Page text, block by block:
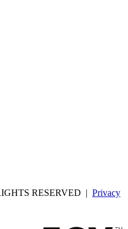
RESERVED | Privacy